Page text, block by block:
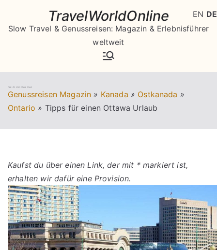
springen
TravelWorldOnline
Slow Travel & Genussreisen: Magazin & Erlebnisführer
weltweit
Tipps für einen Ottawa Urlaub
Genussreisen Magazin » Kanada » Ostkanada »
Ontario » Tipps für einen Ottawa Urlaub
Kaufst du über einen Link, der mit * markiert ist,
erhalten wir dafür eine Provision.
EN DE